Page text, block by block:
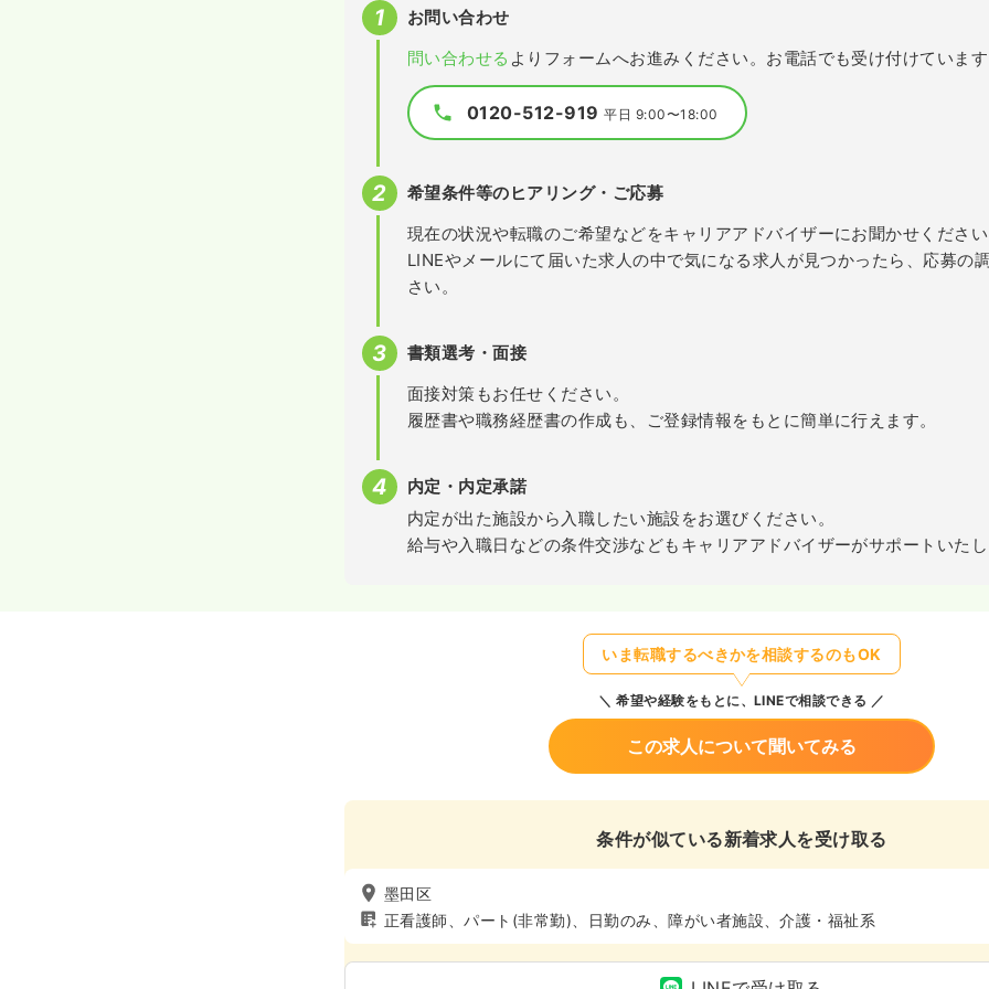
お問い合わせ
問い合わせる よりフォームへお進みください。お電話でも受け付けていま
0120-512-919平日 9:00〜18:00
希望条件等のヒアリング・ご応募
現在の状況や転職のご希望などをキャリアアドバイザーにお聞かせくださ
LINEやメールにて届いた求人の中で気になる求人が見つかったら、応募の
さい。
書類選考・面接
面接対策もお任せください。
履歴書や職務経歴書の作成も、ご登録情報をもとに簡単に行えます。
内定・内定承諾
内定が出た施設から入職したい施設をお選びください。
給与や入職日などの条件交渉などもキャリアアドバイザーがサポートいた
いま転職するべきかを相談するのもOK
希望や経験をもとに、LINEで相談できる
この求人について聞いてみる
条件が似ている新着求人を受け取る
墨田区
正看護師、パート(非常勤)、日勤のみ、障がい者施設、介護・福祉系